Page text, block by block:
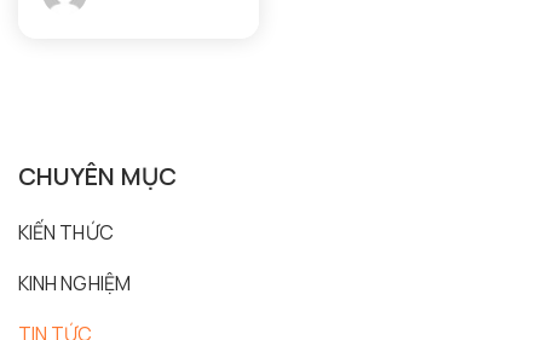
CHUYÊN MỤC
KIẾN THỨC
KINH NGHIỆM
TIN TỨC